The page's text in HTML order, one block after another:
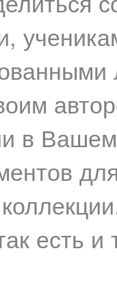
в
есть и